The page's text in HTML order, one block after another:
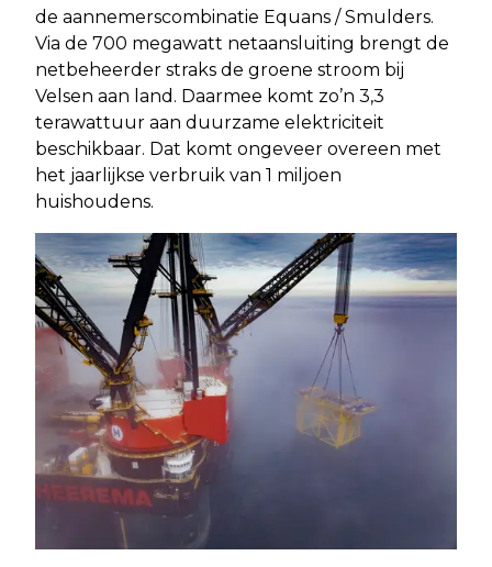
de aannemerscombinatie Equans / Smulders.
Via de 700 megawatt netaansluiting brengt de
netbeheerder straks de groene stroom bij
Velsen aan land. Daarmee komt zo’n 3,3
terawattuur aan duurzame elektriciteit
beschikbaar. Dat komt ongeveer overeen met
het jaarlijkse verbruik van 1 miljoen
huishoudens.